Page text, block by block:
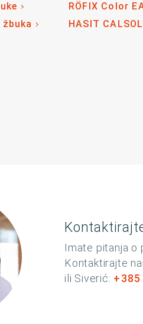
žbuka
RÖFIX Color
HASIT
Imate pitanja o
Kontaktirajte
ili Siverić: